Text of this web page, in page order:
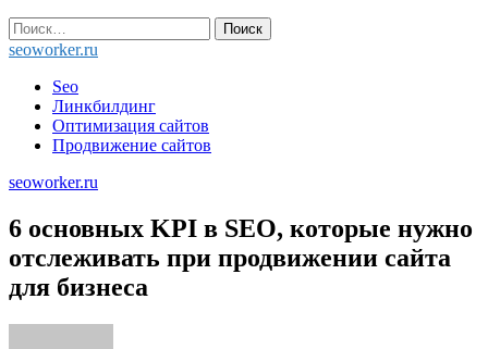
Найти:
seoworker.ru
Seo
Линкбилдинг
Оптимизация сайтов
Продвижение сайтов
seoworker.ru
6 основных KPI в SEO, которые нужно
отслеживать при продвижении сайта
для бизнеса